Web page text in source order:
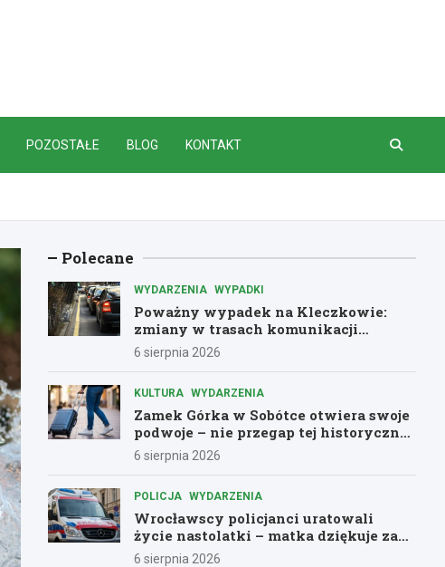
POZOSTAŁE BLOG KONTAKT
Polecane
WYDARZENIA WYPADKI
Poważny wypadek na Kleczkowie:
zmiany w trasach komunikacji
miejskiej
6 sierpnia 2026
KULTURA WYDARZENIA
Zamek Górka w Sobótce otwiera swoje
podwoje – nie przegap tej historycznej
przygody!
6 sierpnia 2026
POLICJA WYDARZENIA
Wrocławscy policjanci uratowali
życie nastolatki – matka dziękuje za
pomoc
6 sierpnia 2026